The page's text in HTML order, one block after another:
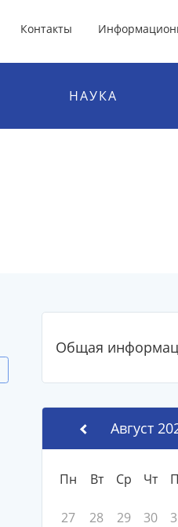
Контакты
НАУКА
Общая
Август
Пн Вт Ср Чт
27 28 29 30